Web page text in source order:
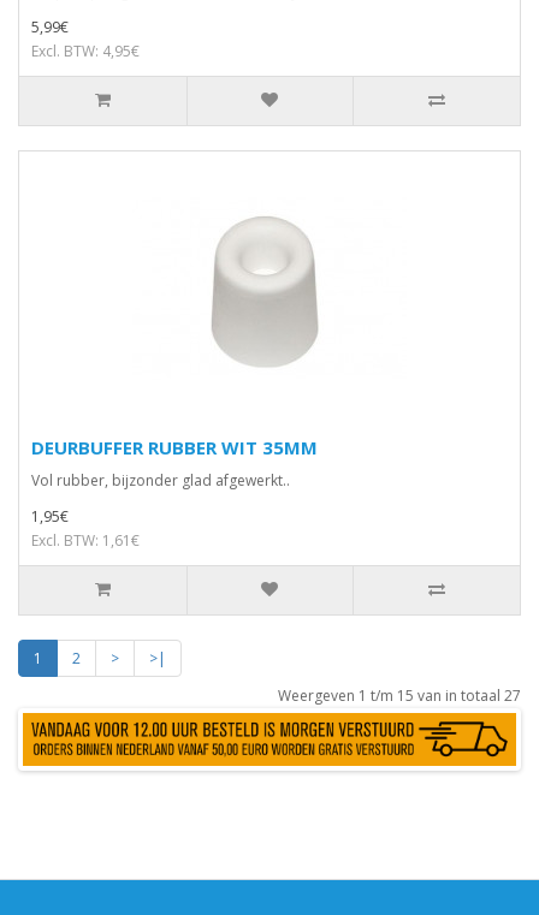
5,99€
Excl. BTW: 4,95€
DEURBUFFER RUBBER WIT 35MM
Vol rubber, bijzonder glad afgewerkt..
1,95€
Excl. BTW: 1,61€
1 2 >
>|
Weergeven 1 t/m 15 van in totaal 27